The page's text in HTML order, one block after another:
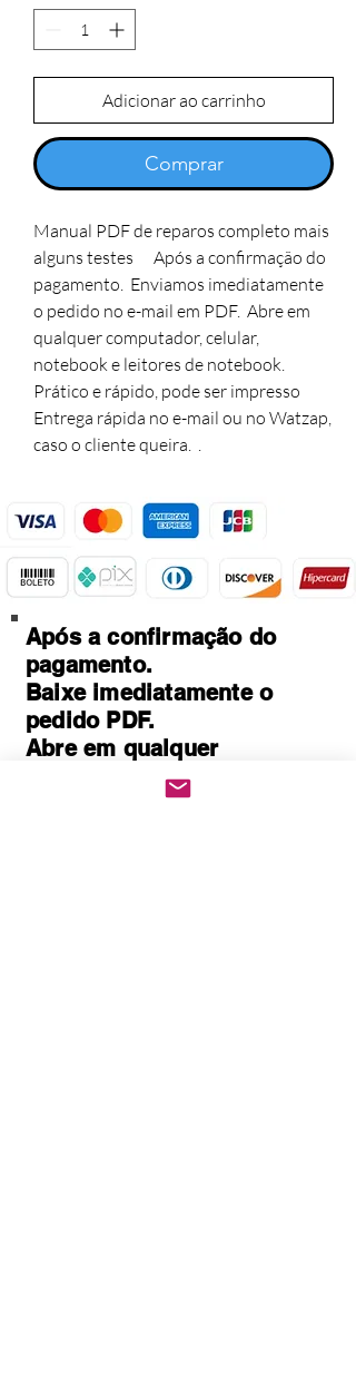
Adicionar ao carrinho
Comprar
Manual PDF de reparos completo mais
alguns testes Após a confirmação do
pagamento. Enviamos imediatamente
o pedido no e-mail em PDF. Abre em
qualquer computador, celular,
notebook e leitores de notebook.
Prático e rápido, pode ser impresso
Entrega rápida no e-mail ou no Watzap,
caso o cliente queira. .
Após a confirmação do
pagamento.
Baixe imediatamente o
pedido PDF.
Abre em qualquer
computador, celular,
notebook e leitores de